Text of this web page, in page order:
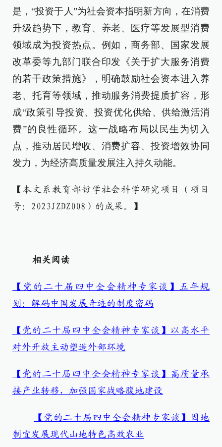
是，“投资于人”为社会资本指明新方向，在消费
升级趋势下，教育、养老、医疗等发展型消费
领域成为投资热点。例如，商务部、国家发展
改革委等九部门联合印发《关于扩大服务消费
的若干政策措施》，明确鼓励社会资本进入养
老、托育等领域，推动服务消费提质扩容，形
成“政策引导投资、投资优化供给、供给激活消
费”的良性循环。这一战略布局以民生为切入
点，推动居民增收、消费扩容、投资增效协同
发力，为经济高质量发展注入持久动能。
【本文系教育部哲学社会科学研究项目（项目
号：2023JZDZ008）的成果。】
相关阅读
【党的二十届四中全会精神专家谈】五年规
划：解码中国发展奇迹的制度密码
【党的二十届四中全会精神专家谈】以高水平
对外开放主动塑造外部环境
【党的二十届四中全会精神专家谈】高质量承
接产业转移，加强国家战略腹地建设
【党的二十届四中全会精神专家谈】因地
制宜发展现代山地特色高效农业